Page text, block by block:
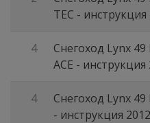
TEC - инструкция
4
Снегоход Lynx 49
ACE - инструкция
4
Снегоход Lynx 49
- инструкция